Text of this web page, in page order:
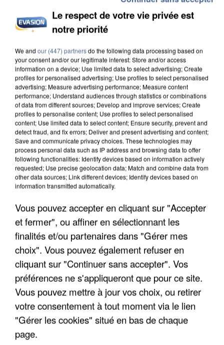
INCENDIES : L’ÎLE-DE-FRANCE LANCE UN ÉLAN
DE SOLIDARITÉ AVEC LES...
APRÈS TOUTES CES CANICULES, LES REFUGES
DE FAUNE SAUVAGE SONT...
Le respect de votre vie privée est
notre priorité
We and our (447) partnersdo the following data processing based on
your consent and/or our legitimate interest: Store and/or access
information on a device; Use limited data to select advertising; Create
profiles for personalised advertising; Use profiles to select personalised
advertising; Measure advertising performance; Measure content
performance; Understand audiences through statistics or combinations
of data from different sources; Develop and improve services; Create
profiles to personalise content; Use profiles to select personalised
content; Use limited data to select content; Ensure security, prevent and
detect fraud, and fix errors; Deliver and present advertising and content;
Save and communicate privacy choices. These technologies may
process personal data such as IP address and browsing data to offer
following functionalities: Identify devices based on information actively
requested; Use precise geolocation data; Match and combine data from
other data sources; Link different devices; Identify devices based on
information transmitted automatically.
Vous pouvez accepter en cliquant sur "Accepter
et fermer", ou affiner en sélectionnant les
finalités et/ou partenaires dans "Gérer mes
choix". Vous pouvez également refuser en
cliquant sur "Continuer sans accepter". Vos
préférences ne s'appliqueront que pour ce site.
Vous pouvez mettre à jour vos choix, ou retirer
votre consentement à tout moment via le lien
"Gérer les cookies" situé en bas de chaque
page.